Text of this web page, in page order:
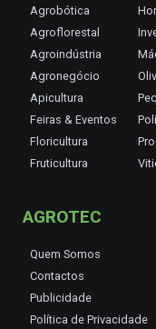
Agrobótica
Agroflorestal
Agroindústria
Agronegócio
Apicultura
Feiras & Eventos
Floricultura
Fruticultura
AGROTEC
Quem Somos
Contactos
Publicidade
Política de Privacidade